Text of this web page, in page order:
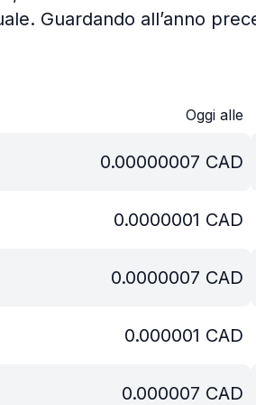
Guardando all’anno
Oggi alle
0.00000007 CAD
0.0000001 CAD
0.0000007 CAD
0.000001 CAD
0.000007 CAD